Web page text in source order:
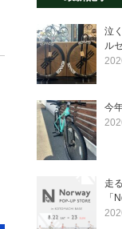
泣
ル
今
走
「